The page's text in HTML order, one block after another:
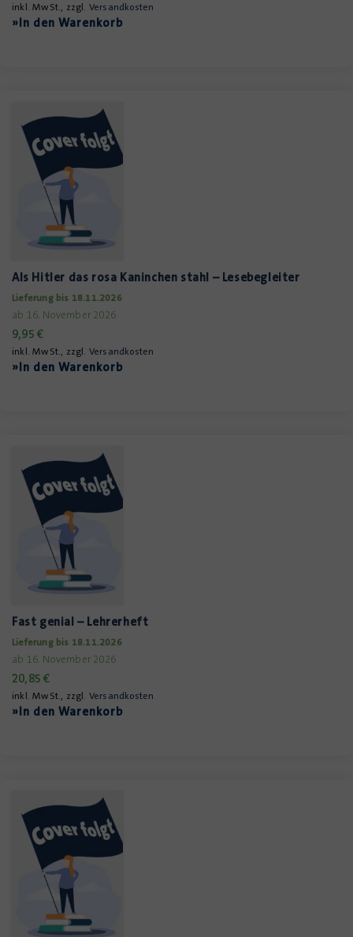
inkl. MwSt., zzgl. Versandkosten
»In den Warenkorb
Als Hitler das rosa Kaninchen stahl – Lesebegleiter
Lieferung bis 18.11.2026
ab 16. November 2026
9,95 €
inkl. MwSt., zzgl. Versandkosten
»In den Warenkorb
Fast genial – Lehrerheft
Lieferung bis 18.11.2026
ab 16. November 2026
20,85€
inkl. MwSt., zzgl. Versandkosten
»In den Warenkorb